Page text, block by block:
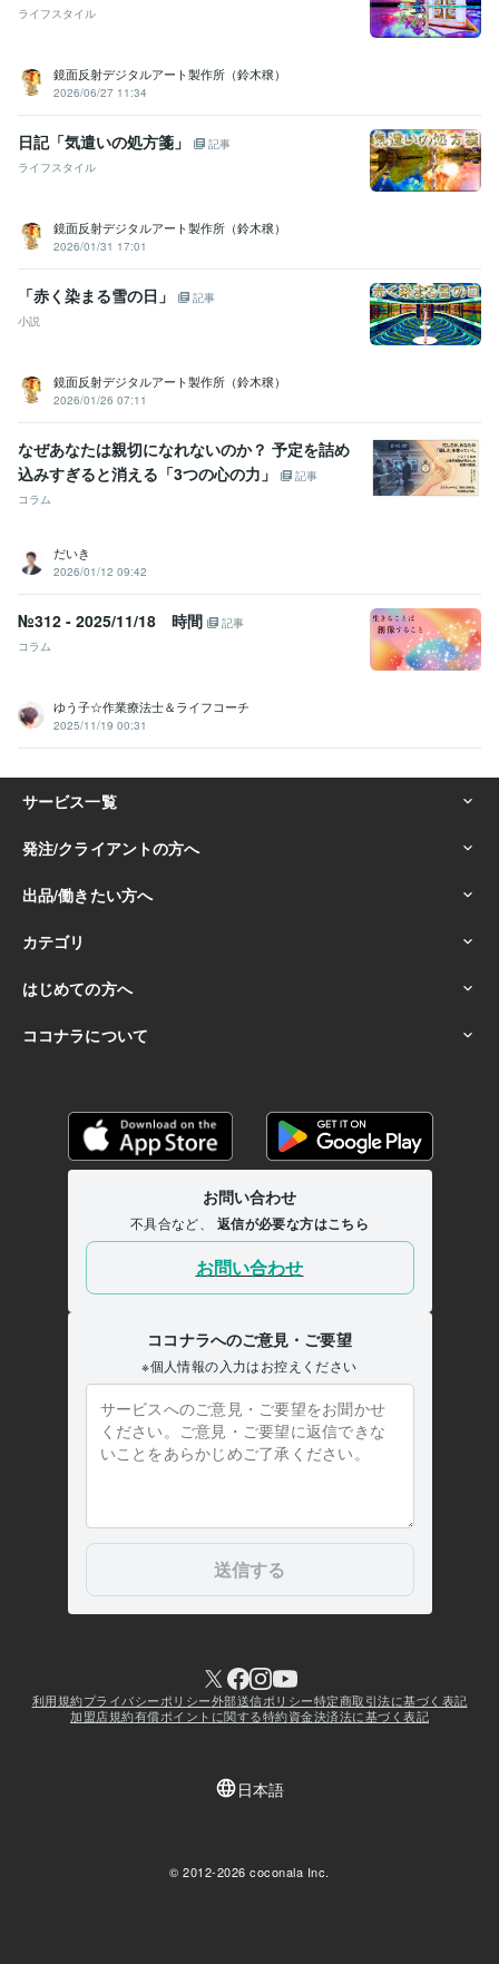
ライフスタイル
鏡面反射デジタルアート製作所（鈴木穣）
2026/06/27 11:34
日記「気遣いの処方箋」
記事
ライフスタイル
鏡面反射デジタルアート製作所（鈴木穣）
2026/01/31 17:01
「赤く染まる雪の日」
記事
小説
鏡面反射デジタルアート製作所（鈴木穣）
2026/01/26 07:11
なぜあなたは親切になれないのか？ 予定を詰め
込みすぎると消える「3つの心の力」
記事
コラム
だいき
2026/01/12 09:42
№312 - 2025/11/18 時間
記事
コラム
ゆう子☆作業療法士＆ライフコーチ
2025/11/19 00:31